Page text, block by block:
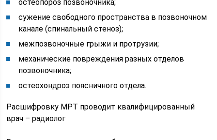
остеопороз позвоночника;
сужение свободного пространства в позвоночном
канале (спинальный стеноз);
межпозвоночные грыжи и протрузии;
механические повреждения разных отделов
позвоночника;
остеохондроз поясничного отдела.
Расшифровку МРТ проводит квалифицированный
врач – радиолог